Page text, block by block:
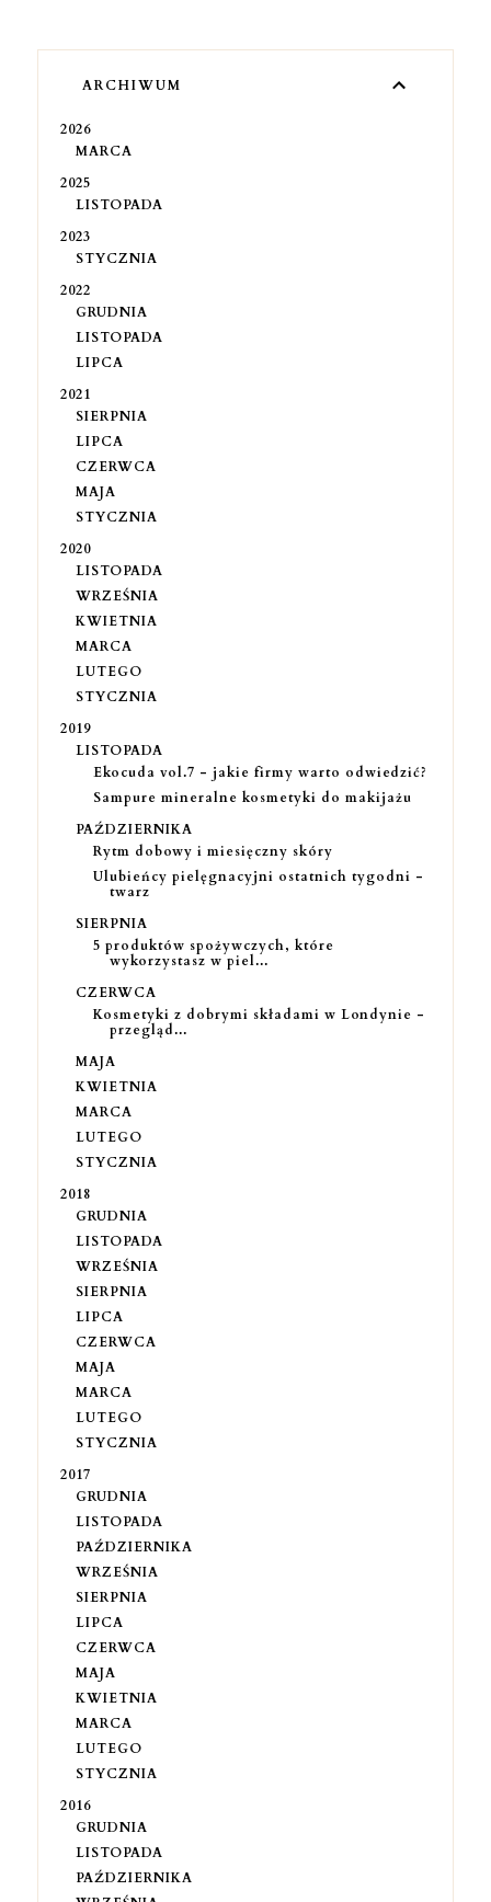
ARCHIWUM
2026
MARCA
2025
LISTOPADA
2023
STYCZNIA
2022
GRUDNIA
LISTOPADA
LIPCA
2021
SIERPNIA
LIPCA
CZERWCA
MAJA
STYCZNIA
2020
LISTOPADA
WRZEŚNIA
KWIETNIA
MARCA
LUTEGO
STYCZNIA
2019
LISTOPADA
Ekocuda vol.7 - jakie firmy warto odwiedzić?
Sampure mineralne kosmetyki do makijażu
PAŹDZIERNIKA
Rytm dobowy i miesięczny skóry
Ulubieńcy pielęgnacyjni ostatnich tygodni -
twarz
SIERPNIA
5 produktów spożywczych, które
wykorzystasz w piel...
CZERWCA
Kosmetyki z dobrymi składami w Londynie -
przegląd...
MAJA
KWIETNIA
MARCA
LUTEGO
STYCZNIA
2018
GRUDNIA
LISTOPADA
WRZEŚNIA
SIERPNIA
LIPCA
CZERWCA
MAJA
MARCA
LUTEGO
STYCZNIA
2017
GRUDNIA
LISTOPADA
PAŹDZIERNIKA
WRZEŚNIA
SIERPNIA
LIPCA
CZERWCA
MAJA
KWIETNIA
MARCA
LUTEGO
STYCZNIA
2016
GRUDNIA
LISTOPADA
PAŹDZIERNIKA